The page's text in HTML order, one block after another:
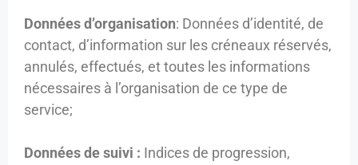
Données d’organisation: Données d’identité, de
contact, d’information sur les créneaux réservés,
annulés, effectués, et toutes les informations
nécessaires à l’organisation de ce type de
service;
Données de suivi : Indices de progression,